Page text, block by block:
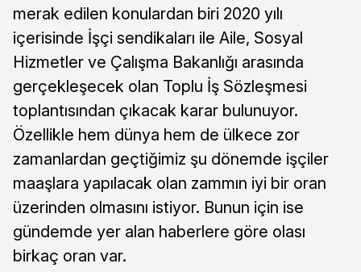
merak edilen konulardan biri 2020 yılı
içerisinde İşçi sendikaları ile Aile, Sosyal
Hizmetler ve Çalışma Bakanlığı arasında
gerçekleşecek olan Toplu İş Sözleşmesi
toplantısından çıkacak karar bulunuyor.
Özellikle hem dünya hem de ülkece zor
zamanlardan geçtiğimiz şu dönemde işçiler
maaşlara yapılacak olan zammın iyi bir oran
üzerinden olmasını istiyor. Bunun için ise
gündemde yer alan haberlere göre olası
birkaç oran var.